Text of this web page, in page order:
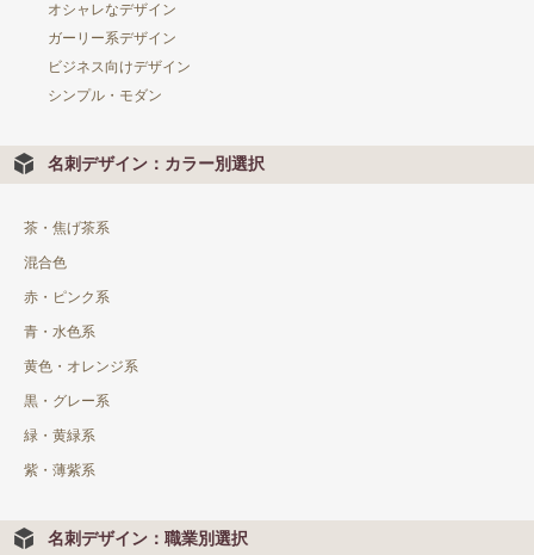
オシャレなデザイン
ガーリー系デザイン
ビジネス向けデザイン
シンプル・モダン
名刺デザイン：カラー別選択
茶・焦げ茶系
混合色
赤・ピンク系
青・水色系
黄色・オレンジ系
黒・グレー系
緑・黄緑系
紫・薄紫系
名刺デザイン：職業別選択